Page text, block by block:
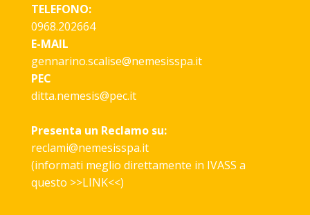
TELEFONO:
0968.202664
E-MAIL
gennarino.scalise@nemesisspa.it
PEC
ditta.nemesis@pec.it
Presenta un Reclamo su:
reclami@nemesisspa.it
(informati meglio direttamente in IVASS a
questo >>LINK<<)